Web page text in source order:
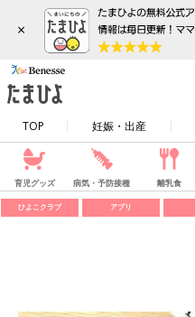
×
TOP 妊娠・出産
育児グッズ 病気・予防接種 離乳食
ひよこクラブ アプリ